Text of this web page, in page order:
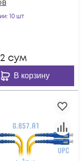
: 10 шт
сум
В корзину